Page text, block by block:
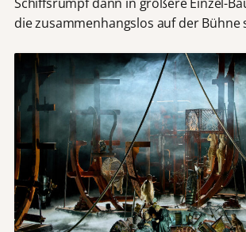
die zusammenhangslos auf der Bühne